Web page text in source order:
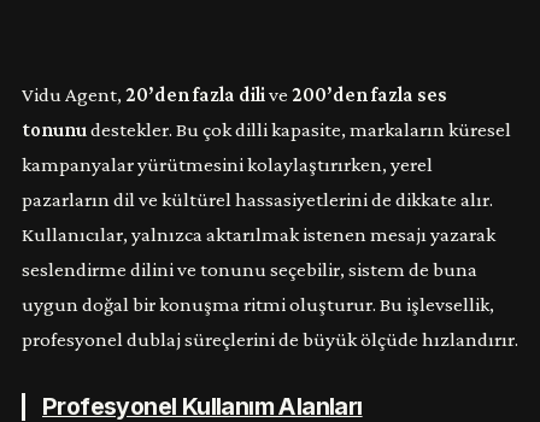
Vidu Agent, 20’den fazla dilive 200’den fazla ses
tonunudestekler. Bu çok dilli kapasite, markaların küresel
kampanyalar yürütmesini kolaylaştırırken, yerel
pazarların dil ve kültürel hassasiyetlerini de dikkate alır.
Kullanıcılar, yalnızca aktarılmak istenen mesajı yazarak
seslendirme dilini ve tonunu seçebilir, sistem de buna
uygun doğal bir konuşma ritmi oluşturur. Bu işlevsellik,
profesyonel dublaj süreçlerini de büyük ölçüde hızlandırır.
Profesyonel Kullanım Alanları